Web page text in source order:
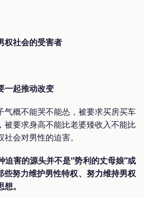
权社会的受害者
一起推动改变
气概不能哭不能怂，被要求买房买车
被要求身高不能比老婆矮收入不能比
会对男性的迫害。
迫害的源头并不是“势利的丈母娘”或
些努力维护男性特权、努力维持男权
。